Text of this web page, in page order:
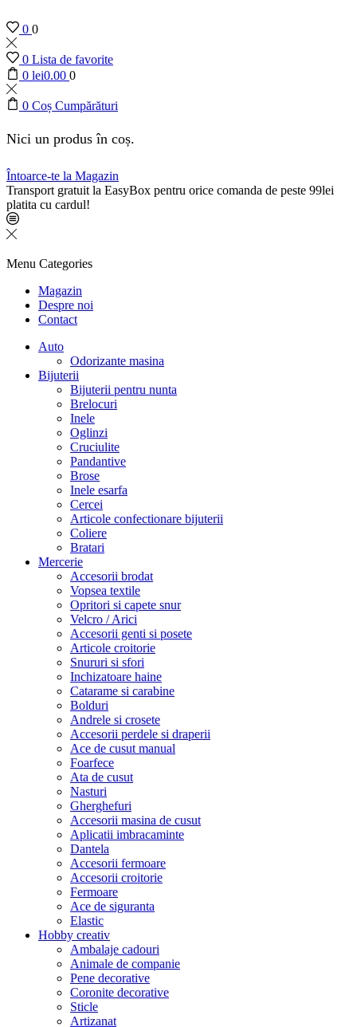
0 0
0 Lista de favorite
0 lei0.00 0
0 Coș Cumpărături
Nici un produs în coș.
Întoarce-te la Magazin
Transport gratuit la EasyBox pentru orice comanda de peste 99lei
platita cu cardul!
Menu Categories
Magazin
Despre noi
Contact
Auto
Odorizante masina
Bijuterii
Bijuterii pentru nunta
Brelocuri
Inele
Oglinzi
Cruciulite
Pandantive
Brose
Inele esarfa
Cercei
Articole confectionare bijuterii
Coliere
Bratari
Mercerie
Accesorii brodat
Vopsea textile
Opritori si capete snur
Velcro / Arici
Accesorii genti si posete
Articole croitorie
Snururi si sfori
Inchizatoare haine
Catarame si carabine
Bolduri
Andrele si crosete
Accesorii perdele si draperii
Ace de cusut manual
Foarfece
Ata de cusut
Nasturi
Gherghefuri
Accesorii masina de cusut
Aplicatii imbracaminte
Dantela
Accesorii fermoare
Accesorii croitorie
Fermoare
Ace de siguranta
Elastic
Hobby creativ
Ambalaje cadouri
Animale de companie
Pene decorative
Coronite decorative
Sticle
Artizanat